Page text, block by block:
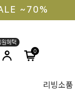
0
리빙소품